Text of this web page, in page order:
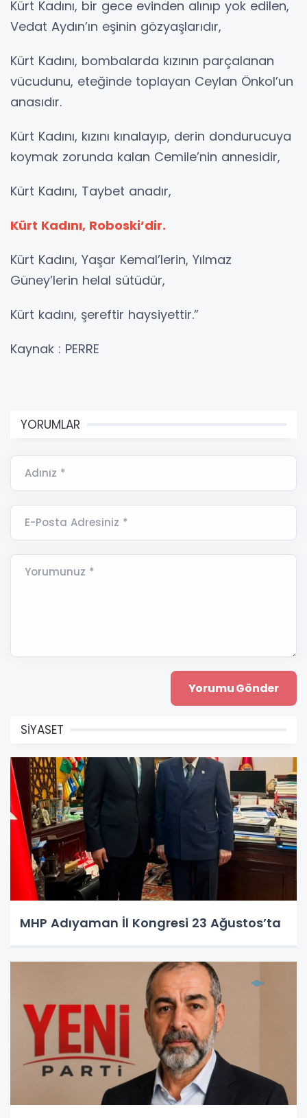
Kürt Kadını, bir gece evinden alınıp yok edilen,
Vedat Aydın’ın eşinin gözyaşlarıdır,
Kürt Kadını, bombalarda kızının parçalanan
vücudunu, eteğinde toplayan Ceylan Önkol’un
anasıdır.
Kürt Kadını, kızını kınalayıp, derin dondurucuya
koymak zorunda kalan Cemile’nin annesidir,
Kürt Kadını, Taybet anadır,
Kürt Kadını, Roboski’dir.
Kürt Kadını, Yaşar Kemal’lerin, Yılmaz
Güney’lerin helal sütüdür,
Kürt kadını, şereftir haysiyettir.”
Kaynak : PERRE
YORUMLAR
Adınız *
E-Posta Adresiniz *
Yorumunuz *
SİYASET
MHP Adıyaman İl Kongresi 23 Ağustos’ta